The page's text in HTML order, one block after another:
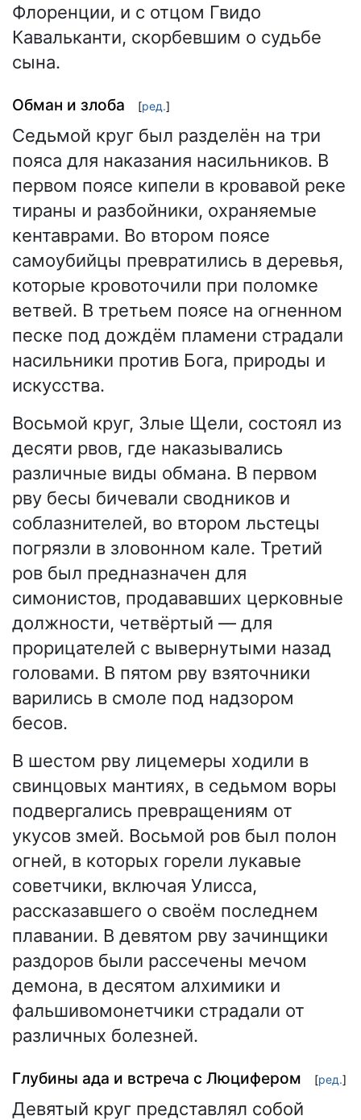
Флоренции, и с отцом Гвидо
Кавальканти, скорбевшим о судьбе
сына.
Обман и злоба [ред.]
Седьмой круг был разделён на три
пояса для наказания насильников. В
первом поясе кипели в кровавой реке
тираны и разбойники, охраняемые
кентаврами. Во втором поясе
самоубийцы превратились в деревья,
которые кровоточили при поломке
ветвей. В третьем поясе на огненном
песке под дождём пламени страдали
насильники против Бога, природы и
искусства.
Восьмой круг, Злые Щели, состоял из
десяти рвов, где наказывались
различные виды обмана. В первом
рву бесы бичевали сводников и
соблазнителей, во втором льстецы
погрязли в зловонном кале. Третий
ров был предназначен для
симонистов, продававших церковные
должности, четвёртый — для
прорицателей с вывернутыми назад
головами. В пятом рву взяточники
варились в смоле под надзором
бесов.
В шестом рву лицемеры ходили в
свинцовых мантиях, в седьмом воры
подвергались превращениям от
укусов змей. Восьмой ров был полон
огней, в которых горели лукавые
советчики, включая Улисса,
рассказавшего о своём последнем
плавании. В девятом рву зачинщики
раздоров были рассечены мечом
демона, в десятом алхимики и
фальшивомонетчики страдали от
различных болезней.
Глубины ада и встреча с Люцифером [ред.]
Девятый круг представлял собой